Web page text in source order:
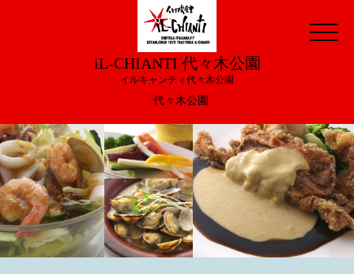
iL-CHIANTI 代々木公園
イルキャンティ代々木公園
代々木公園